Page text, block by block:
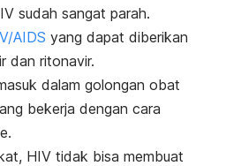
sudah sangat parah.
AIDS yang dapat diberikan
dan ritonavir.
dalam golongan obat
bekerja dengan cara
HIV tidak bisa membuat